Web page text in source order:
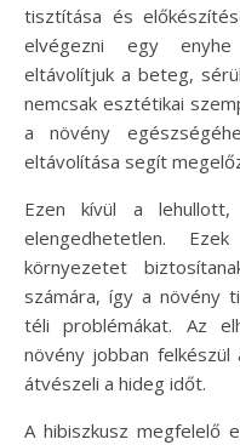
tisztítása és
elvégezni egy
eltávolítjuk a beteg,
nemcsak esztétikai
a növény
eltávolítása segít
Ezen kívül a
elengedhetetlen.
környezetet
számára, így a növény
téli problémákat. Az
növény jobban
átvészeli a hideg időt.
A hibiszkusz megfelelő